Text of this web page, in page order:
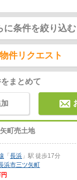
に条件を絞り込む
物件リクエスト
まとめて
町売土地
「 長浜 」駅 徒歩17分
浜市三ツ矢町